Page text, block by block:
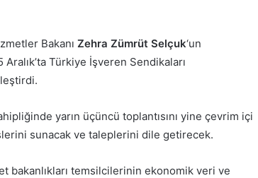
Bakanı Zehra Zümrüt Selçuk‘un
Aralık’ta Türkiye İşveren Sendikaları
yarın üçüncü toplantısını yine çevrim içi
sunacak ve taleplerini dile getirecek.
bakanlıkları temsilcilerinin ekonomik veri ve